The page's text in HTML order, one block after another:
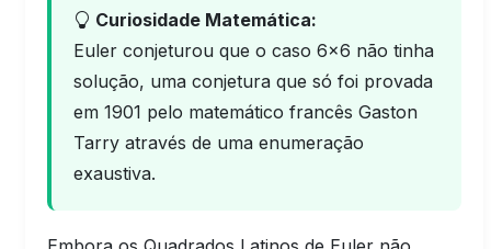
Curiosidade Matemática:
Euler conjeturou que o caso 6×6 não tinha
solução, uma conjetura que só foi provada
em 1901 pelo matemático francês Gaston
Tarry através de uma enumeração
exaustiva.